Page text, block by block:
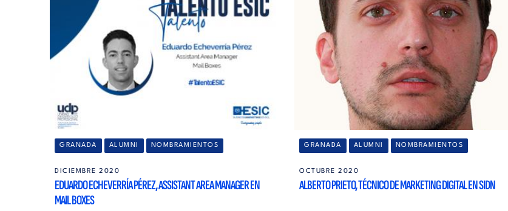
GRANADA ALUMNI NOMBRAMIENTOS
DICIEMBRE 2020
EDUARDO ECHEVERRÍA PÉREZ, ASSISTANT AREA MANAGER EN
MAIL BOXES
GRANADA ALUMNI NOMBRAMIENTOS
OCTUBRE 2020
ALBERTO PRIETO, TÉCNICO DE MARKETING DIGITAL EN SIDN